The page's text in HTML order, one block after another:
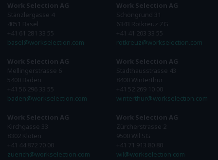
Work Selection AG
Stänzlergasse 4
4051 Basel
+41 61 281 33 55
basel@workselection.com
Work Selection AG
Mellingerstrasse 6
5400 Baden
+41 56 296 33 55
baden@workselection.com
Work Selection AG
Kirchgasse 33
8302 Kloten
+41 44 872 70 00
zuerich@workselection.com
Work Selection AG
Schöngrund 31
6343 Rotkreuz ZG
+41 41 203 33 55
rotkreuz@workselection.com
Work Selection AG
Stadthausstrasse 43
8400 Winterthur
+41 52 269 10 00
winterthur@workselection.com
Work Selection AG
Zürcherstrasse 2
9500 Wil SG
+41 71 913 80 80
wil@workselection.com